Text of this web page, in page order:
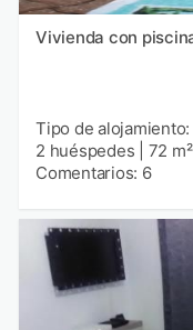
Vivienda con
Tipo de
2 huéspedes
72 m²
Comentarios: 6